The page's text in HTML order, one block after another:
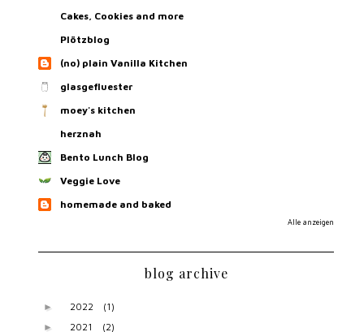
Cakes, Cookies and more
Plötzblog
(no) plain Vanilla Kitchen
glasgefluester
moey's kitchen
herznah
Bento Lunch Blog
Veggie Love
homemade and baked
Alle anzeigen
blog archive
► 2022 (1)
► 2021 (2)